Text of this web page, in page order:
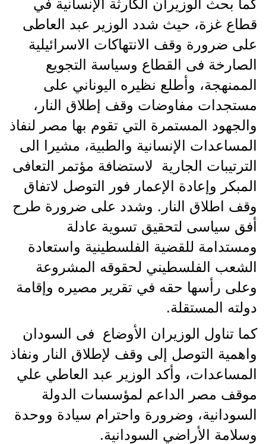
كما بحث الوزيران الكارثة الإنسانية في
قطاع غزة، حيث شدد الوزير عبد العاطى
على ضرورة وقف الانتهاكات الاسرائيلية
الصارخة فى القطاع وسياسة التجويع
الممنهجة، وأطلع نظيره اليوناني على
مستجدات مفاوضات وقف إطلاق النار،
والجهود المستمرة التي تقوم بها مصر لنفاذ
المساعدات الإنسانية والطبية، مشيرا الى
الترتيبات الجارية لاستضافة مؤتمر التعافى
المبكر وإعادة الإعمار فور التوصل لاتفاق
وقف اطلاق النار. وشدد على ضرورة طرح
أفق سياسى لتحقيق تسوية عادلة
ومستدامة للقضية الفلسطينية واستعادة
الشعب الفلسطيني لحقوقه المشروعة
وعلى رأسها حقه في تقرير مصيره وإقامة
دولته المستقلة.
كما تناول الوزيران الأوضاع فى السودان
واهمية التوصل إلى وقف لإطلاق النار ونفاذ
المساعدات، وأكد الوزير عبد العاطي علي
موقف مصر الداعم لمؤسسات الدولة
السودانية، وضرورة واحترام سيادة ووحدة
وسلامة الأراضي السودانية.